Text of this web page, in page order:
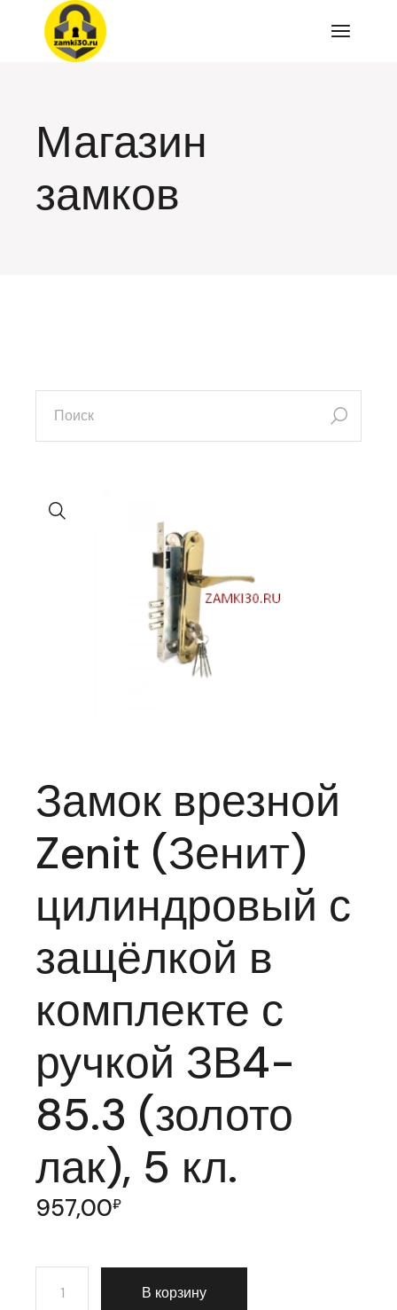
Перейти
содержимому
Магазин
замков
искать:
Замок врезной
Zenit (Зенит)
цилиндровый с
защёлкой в
комплекте с
ручкой ЗВ4-
85.3 (золото
лак), 5 кл.
957,00₽
Количество товара Замок врезной Zenit (Зенит)
В корзину